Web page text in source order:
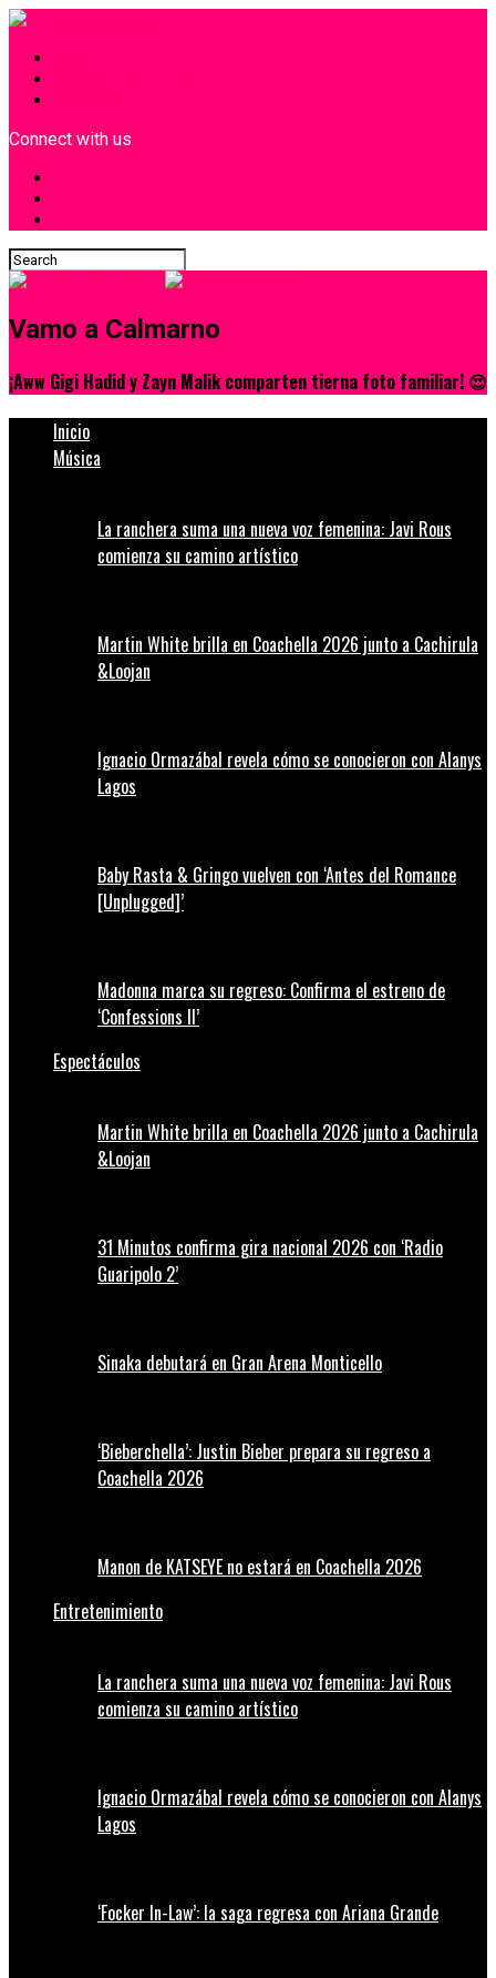
Connect with us
Vamo a Calmarno
¡Aww Gigi Hadid y Zayn Malik comparten tierna foto familiar! 😍
Inicio
Música
La ranchera suma una nueva voz femenina: Javi Rous
comienza su camino artístico
Martin White brilla en Coachella 2026 junto a Cachirula
&Loojan
Ignacio Ormazábal revela cómo se conocieron con Alanys
Lagos
Baby Rasta & Gringo vuelven con ‘Antes del Romance
[Unplugged]’
Madonna marca su regreso: Confirma el estreno de
‘Confessions II’
Espectáculos
Martin White brilla en Coachella 2026 junto a Cachirula
&Loojan
31 Minutos confirma gira nacional 2026 con ‘Radio
Guaripolo 2’
Sinaka debutará en Gran Arena Monticello
‘Bieberchella’: Justin Bieber prepara su regreso a
Coachella 2026
Manon de KATSEYE no estará en Coachella 2026
Entretenimiento
La ranchera suma una nueva voz femenina: Javi Rous
comienza su camino artístico
Ignacio Ormazábal revela cómo se conocieron con Alanys
Lagos
‘Focker In-Law’: la saga regresa con Ariana Grande